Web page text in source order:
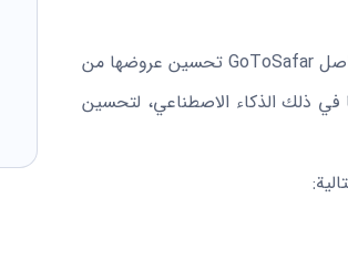
من خلال التزامها بمبادئها الأساسية وخدماتها المستمرة على مدى سنوات، تواصل GoToSafar تحسين عروضها من
في ذلك الذكاء الاصطناعي، لتحسين